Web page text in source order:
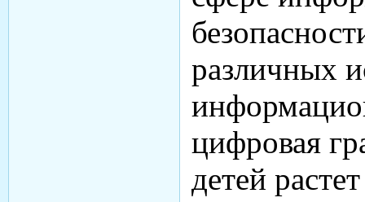
различных
цифровая
детей